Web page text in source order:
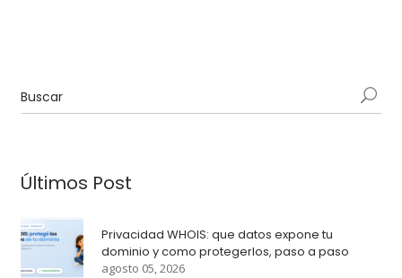
Últimos Post
Privacidad WHOIS: que datos expone tu
dominio y como protegerlos, paso a paso
agosto 05, 2026